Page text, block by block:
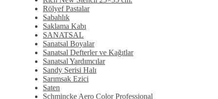
Rölyef Pastalar
Sabahlık
Saklama Kabı
SANATSAL
Sanatsal Boyalar
Sanatsal Defterler ve Kağıtlar
Sanatsal Yardımcılar
Sandy Serisi Halı
Sarımsak Ezici
Saten
Schmincke Aero Color Professional